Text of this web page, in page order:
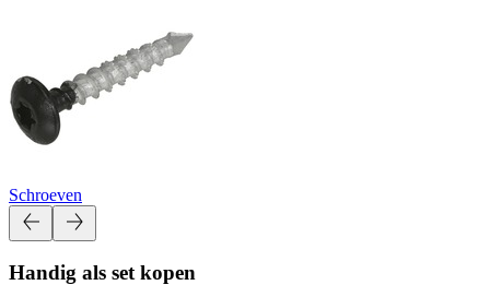
Schroeven
Handig als set kopen